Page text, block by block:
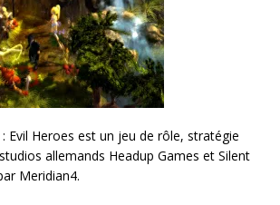
Evil Heroes est un jeu de rôle, stratégie
allemands Headup Games et Silent
Meridian4.